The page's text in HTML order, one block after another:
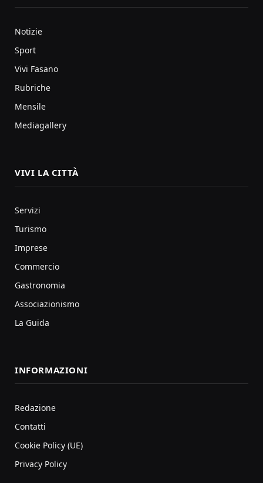
Notizie
Sport
Vivi Fasano
Rubriche
Mensile
Mediagallery
VIVI LA CITTÀ
Servizi
Turismo
Imprese
Commercio
Gastronomia
Associazionismo
La Guida
INFORMAZIONI
Redazione
Contatti
Cookie Policy (UE)
Privacy Policy